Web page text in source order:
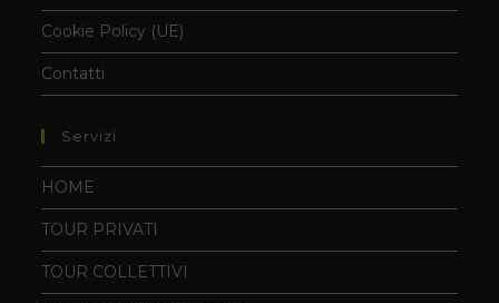
Cookie Policy (UE)
Contatti
Servizi
HOME
TOUR PRIVATI
TOUR COLLETTIVI